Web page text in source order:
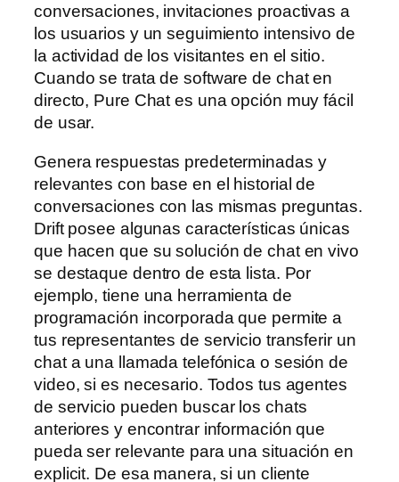
conversaciones, invitaciones proactivas a
los usuarios y un seguimiento intensivo de
la actividad de los visitantes en el sitio.
Cuando se trata de software de chat en
directo, Pure Chat es una opción muy fácil
de usar.
Genera respuestas predeterminadas y
relevantes con base en el historial de
conversaciones con las mismas preguntas.
Drift posee algunas características únicas
que hacen que su solución de chat en vivo
se destaque dentro de esta lista. Por
ejemplo, tiene una herramienta de
programación incorporada que permite a
tus representantes de servicio transferir un
chat a una llamada telefónica o sesión de
video, si es necesario. Todos tus agentes
de servicio pueden buscar los chats
anteriores y encontrar información que
pueda ser relevante para una situación en
explicit. De esa manera, si un cliente